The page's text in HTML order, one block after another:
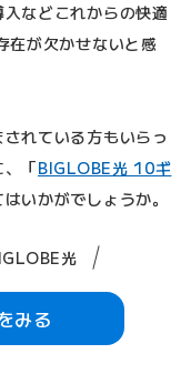
などこれからの快適
在が欠かせないと感
れている方もいらっ
「BIGLOBE光 10ギ
いかがでしょうか。
光
みる